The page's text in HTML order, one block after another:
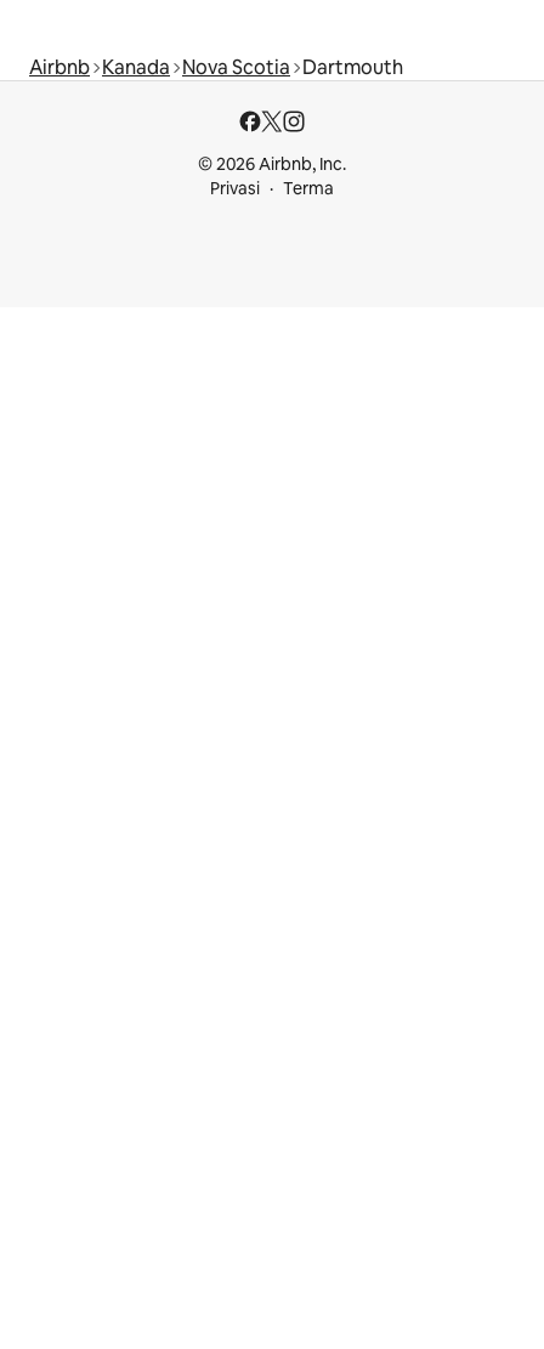
Airbnb Kanada Nova Scotia Dartmouth
© 2026 Airbnb, Inc.
Privasi
Terma